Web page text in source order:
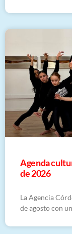
​Agenda
de 2026
La Agencia
de agosto con